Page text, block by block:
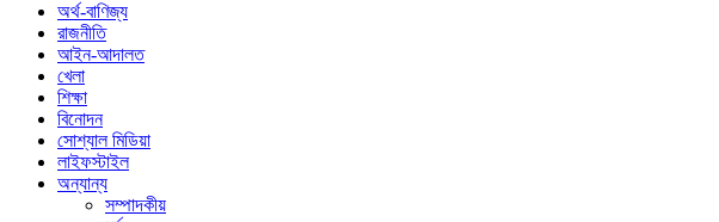
অর্থ-বাণিজ্য
রাজনীতি
আইন-আদালত
খেলা
শিক্ষা
বিনোদন
সোশ্যাল মিডিয়া
লাইফস্টাইল
অন্যান্য
সম্পাদকীয়